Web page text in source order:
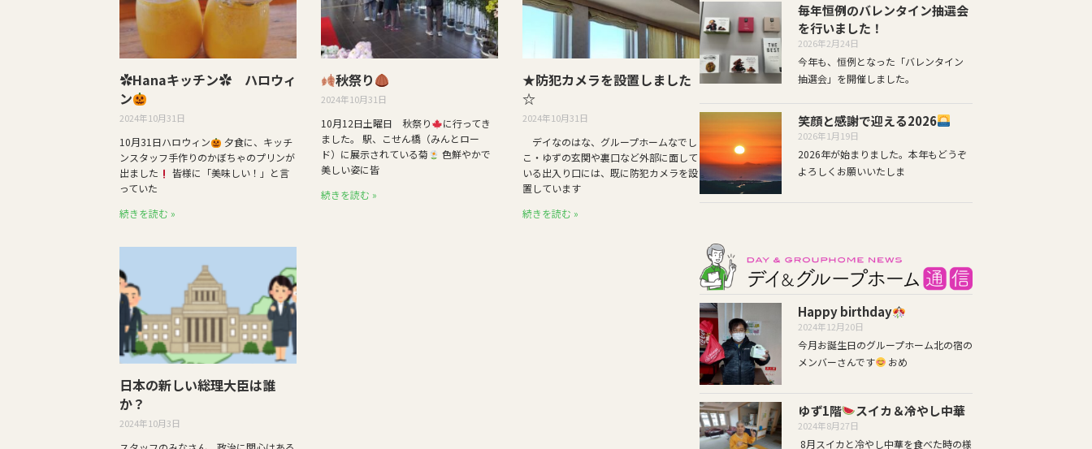
✿Hanaキッチン✿ ハロウィ
ン
2024年10月31日
10月31日ハロウィン
夕食に、キッチ
ンスタッフ手作りのかぼちゃのプリンが
出ました
皆様に「美味しい！」と言
っていた
続きを読む »
秋祭り
2024年10月31日
10月12日土曜日 秋祭り
に行ってき
ました。 駅、こせん橋（みんとロー
ド）に展示されている菊
色鮮やかで
美しい姿に皆
続きを読む »
★防犯カメラを設置しました
☆
2024年10月31日
デイなのはな、グループホームなでし
こ・ゆずの玄関や裏口など外部に面して
いる出入り口には、既に防犯カメラを設
置しています
続きを読む »
日本の新しい総理大臣は誰
か？
2024年10月3日
毎年恒例のバレンタイン抽選会
を行いました！
2026年2月24日
今年も、恒例となった「バレンタイン
抽選会」を開催しました。
笑顔と感謝で迎える2026
2026年1月19日
2026年が始まりました。本年もどうぞ
よろしくお願いいたしま
Happy birthday
2024年12月20日
今月お誕生日のグループホーム北の宿の
メンバーさんです
おめ
ゆず1階 スイカ＆冷やし中華
2024年8月27日
8月スイカと冷やし中華を食べた時の様